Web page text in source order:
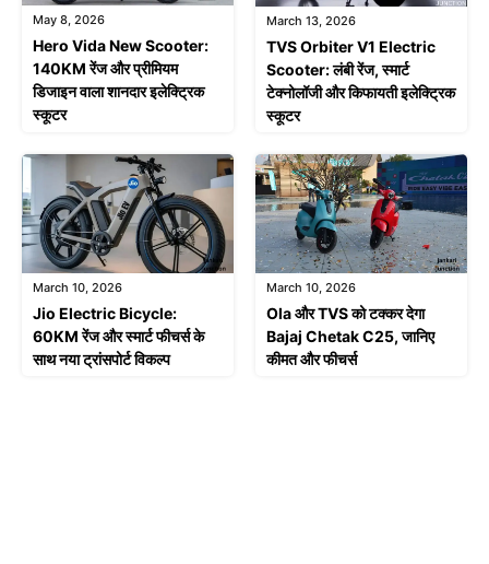
May 8, 2026
Hero Vida New Scooter:
140KM रेंज और प्रीमियम
डिजाइन वाला शानदार इलेक्ट्रिक
स्कूटर
March 13, 2026
TVS Orbiter V1 Electric
Scooter: लंबी रेंज, स्मार्ट
टेक्नोलॉजी और किफायती इलेक्ट्रिक
स्कूटर
March 10, 2026
Jio Electric Bicycle:
60KM रेंज और स्मार्ट फीचर्स के
साथ नया ट्रांसपोर्ट विकल्प
March 10, 2026
Ola और TVS को टक्कर देगा
Bajaj Chetak C25, जानिए
कीमत और फीचर्स